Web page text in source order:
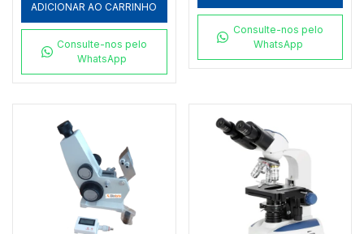
ADICIONAR AO CARRINHO
Consulte-nos pelo
WhatsApp
Consulte-nos pelo
WhatsApp